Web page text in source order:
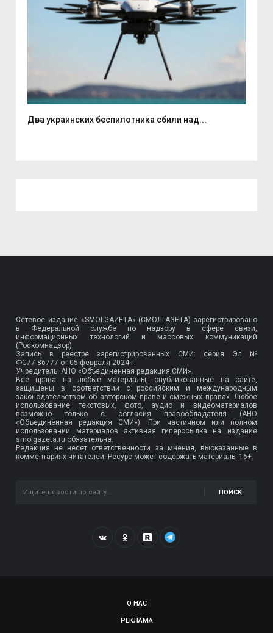
Два украинских беспилотника сбили над...
Сетевое издание «SMOLGAZETA» (СМОЛГАЗЕТА) зарегистрировано
в Федеральной службе по надзору в сфере связи,
информационных технологий и массовых коммуникаций
(Роскомнадзор).
Запись в реестре зарегистрированных СМИ: серия Эл №
ФС77-86777 от 05 февраля 2024 г.
Учредитель: АНО «Объединенная редакция СМИ».
Все права на любые материалы, опубликованные на сайте,
защищены в соответствии с российским и международным
законодательством об авторском праве и смежных правах. Любое
использование текстовых, фото, аудио и видеоматериалов
возможно только с согласия правообладателя (АНО
«Объединённая редакция СМИ»). При частичном или полном
использовании материалов активная гиперссылка на издание
smolgazeta.ru обязательна.
Редакция не несет ответственности за мнения, высказанные в
комментариях читателей. Ресурс может содержать материалы 16+.
ПОИСК
О НАС
РЕКЛАМА